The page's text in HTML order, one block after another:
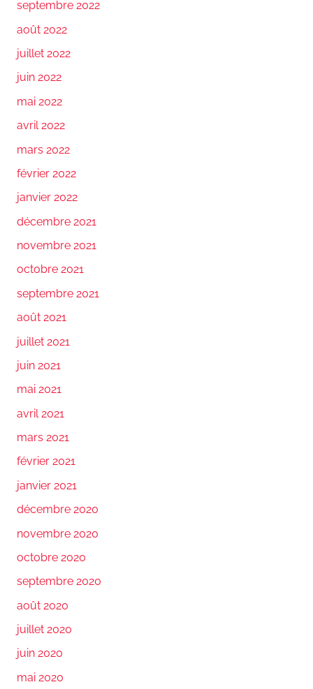
septembre 2022
août 2022
juillet 2022
juin 2022
mai 2022
avril 2022
mars 2022
février 2022
janvier 2022
décembre 2021
novembre 2021
octobre 2021
septembre 2021
août 2021
juillet 2021
juin 2021
mai 2021
avril 2021
mars 2021
février 2021
janvier 2021
décembre 2020
novembre 2020
octobre 2020
septembre 2020
août 2020
juillet 2020
juin 2020
mai 2020